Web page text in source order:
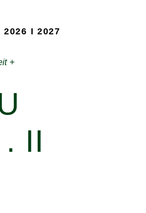
2026 I 2027
+
II